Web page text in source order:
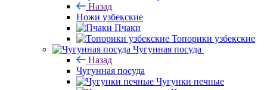
Назад
Ножи узбекские
Пчаки
Топорики узбекские
Чугунная посуда
Назад
Чугунная посуда
Чугунки печные